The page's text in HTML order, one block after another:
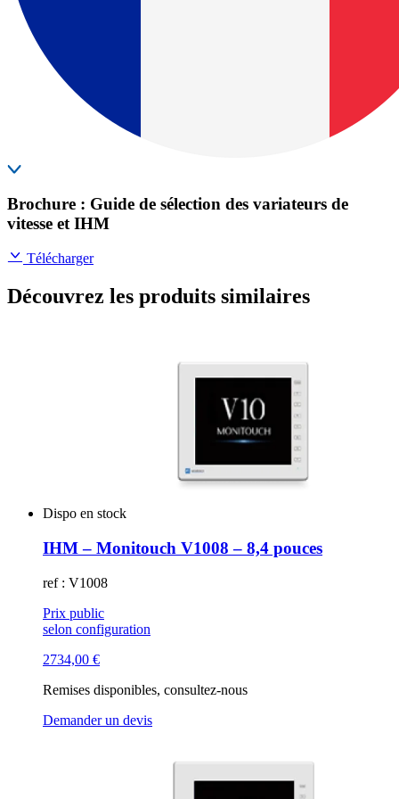
Brochure : Guide de sélection des variateurs de
vitesse et IHM
Télécharger
Découvrez les produits similaires
Dispo en stock
IHM – Monitouch V1008 – 8,4 pouces
ref : V1008
Prix public
selon configuration
2734,00 €
Remises disponibles, consultez-nous
Demander un devis